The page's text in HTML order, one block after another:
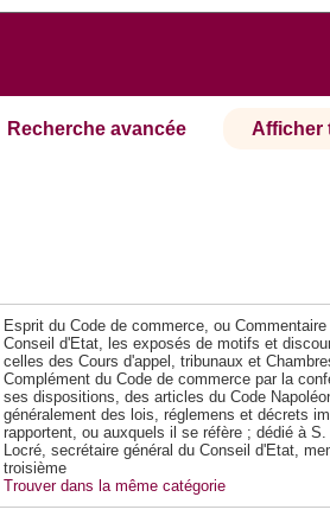
Recherche avancée Afficher
Esprit du Code de commerce, ou
Conseil d'Etat, les exposés de motifs et
celles des Cours d'appel, tribunaux et
Complément du Code de commerce par la
ses dispositions, des articles du Code
généralement des lois, réglemens et décrets
rapportent, ou auxquels il se réfère ; dédié à
Locré, secrétaire général du Conseil d'Etat,
troisième
Trouver dans la même catégorie